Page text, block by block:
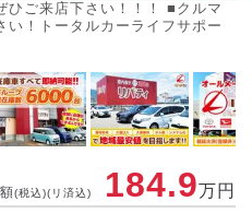
ひご来店下さい！！！ ■クルマ
い！トータルカーライフサポー
(税込)(リ済込) 184.9万円